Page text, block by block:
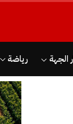
الجهة رياضة